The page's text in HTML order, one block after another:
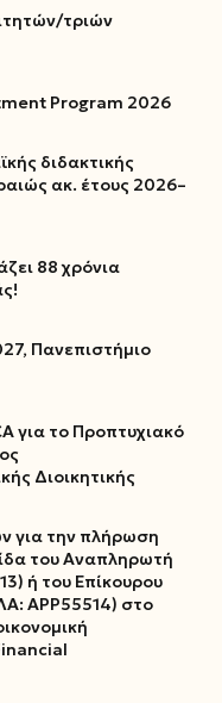
τριών
Program 2026
διδακτικής
ακ. έτους 2026–
88 χρόνια
Πανεπιστήμιο
για το Προπτυχιακό
Διοικητικής
για την πλήρωση
του Αναπληρωτή
ή του Επίκουρου
ΑΡΡ55514) στο